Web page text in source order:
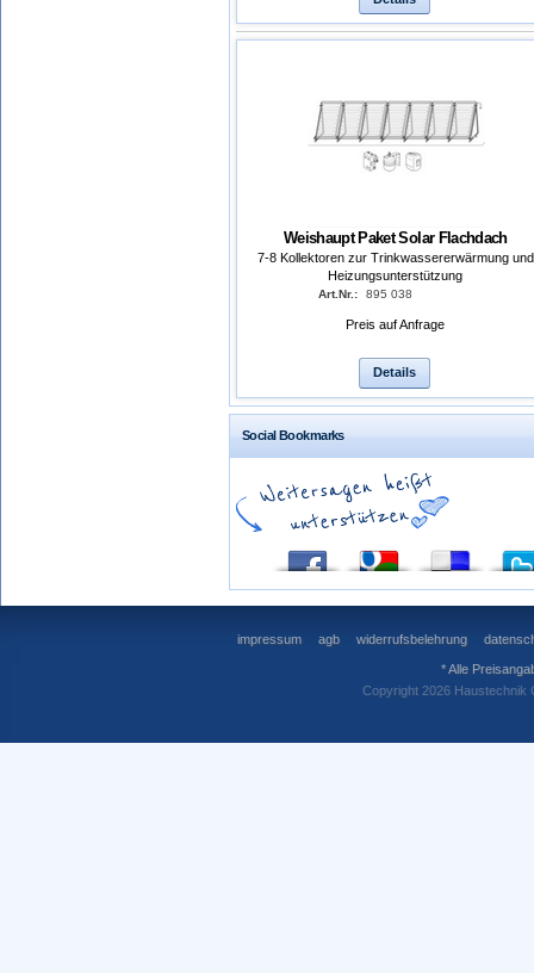
Weishaupt Paket Solar Flachdach
7-8 Kollektoren zur Trinkwassererwärmung und
Heizungsunterstützung
Art.Nr.: 895 038
Preis auf Anfrage
Details
Social Bookmarks
impressum agb widerrufsbelehrung
* Alle
Copyright 2026 Haustechnik